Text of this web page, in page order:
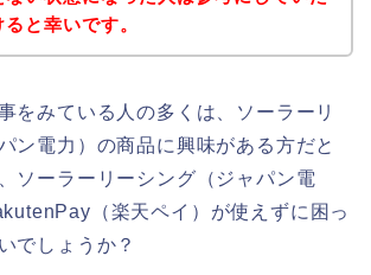
ると幸いです。
をみている人の多くは、ソーラーリ
ン電力）の商品に興味がある方だと
ソーラーリーシング（ジャパン電
（楽天ペイ）が使えずに困っ
でしょうか？